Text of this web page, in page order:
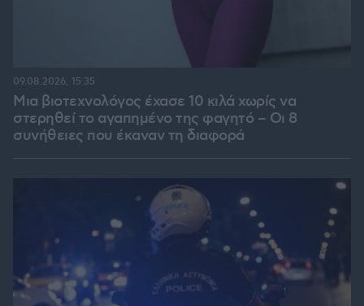
Μια βιοτεχνολόγος έχασε 10 κιλά χωρίς να
στερηθεί το αγαπημένο της φαγητό – Οι 8
συνήθειες που έκαναν τη διαφορά
09.08.2026, 15:35